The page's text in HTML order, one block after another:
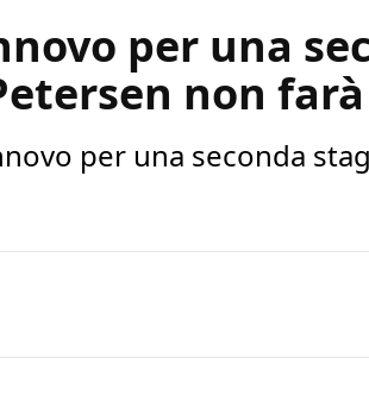
per una
non
per una seconda